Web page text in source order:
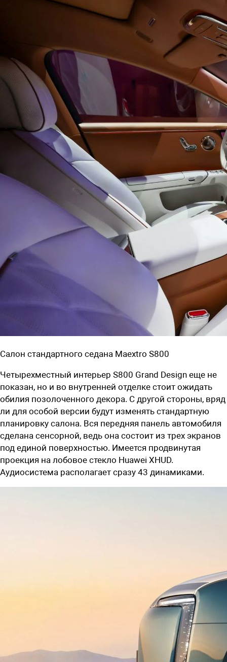
Салон стандартного седана Maextro S800
Четырехместный интерьер S800 Grand Design еще не
показан, но и во внутренней отделке стоит ожидать
обилия позолоченного декора. С другой стороны, вряд
ли для особой версии будут изменять стандартную
планировку салона. Вся передняя панель автомобиля
сделана сенсорной, ведь она состоит из трех экранов
под единой поверхностью. Имеется продвинутая
проекция на лобовое стекло Huawei XHUD.
Аудиосистема располагает сразу 43 динамиками.